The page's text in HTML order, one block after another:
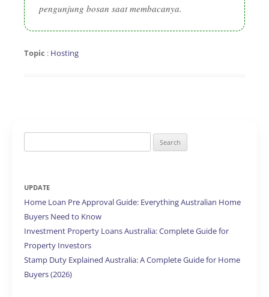
pengunjung bosan saat membacanya.
Topic : Hosting
for:
UPDATE
Home Loan Pre Approval Guide: Everything Australian Home
Buyers Need to Know
Investment Property Loans Australia: Complete Guide for
Property Investors
Stamp Duty Explained Australia: A Complete Guide for Home
Buyers (2026)